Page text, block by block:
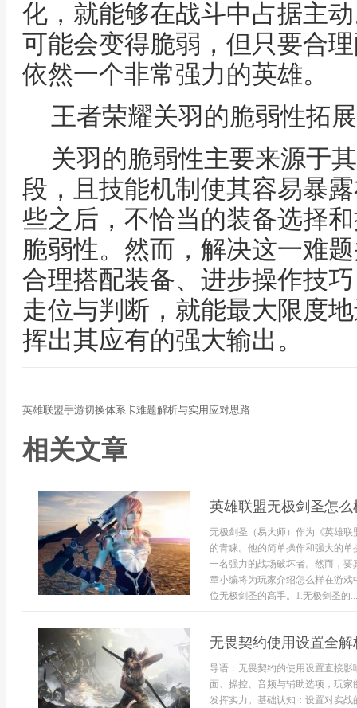
化，就能够在战斗中占据主
可能会变得脆弱，但只要合
依然一个非常强力的英雄。
王者荣耀关羽的脆弱性拓
关羽的脆弱性主要来源于
段，且技能机制使其容易暴
些之后，不恰当的装备选择
脆弱性。然而，解决这一难
合理搭配装备、进步操作技
走位与判断，就能最大限度
挥出其应有的强大输出。
英雄联盟手游切换体系卡难题解析与实用应对思路
相关文章
英雄联盟无极剑圣怎
无极剑圣（易大师）作为《英雄
的青睐。他的简单操作和强大的
一名强力的战场破坏者。然而，
章小编将为玩家介绍怎么样在游
位无极剑圣的高手。1.无极剑圣的...
无畏契约使用设置全
导语：无畏契约的使用设置直接
面、操控、音频与辅助选项，玩
发挥实力。基础认知：设置对实